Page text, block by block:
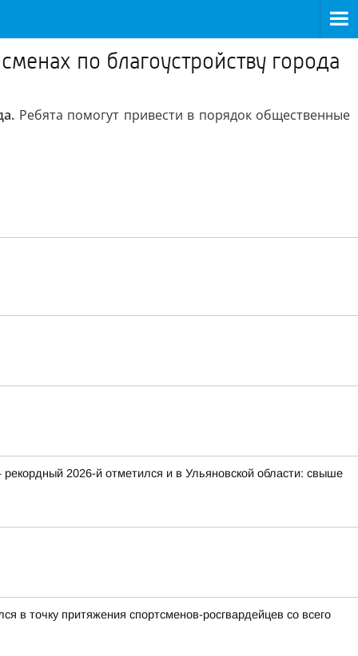
по благоустройству города
Ребята помогут привести в порядок общественные
2026-й отметился и в Ульяновской области: свыше
в точку притяжения спортсменов-росгвардейцев со всего